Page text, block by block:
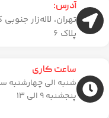
آدرس:
تهران، لاله‌زار
پلاک 6
ساعت کاری
شنبه الی چهارشنبه ساعت ۹
پنجشنبه 9 الی 13